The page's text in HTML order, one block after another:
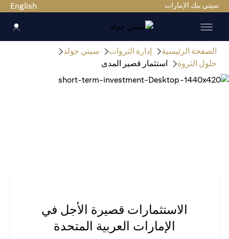
سيتي بنك الإمارات English
الصفحة الرئيسية إدارة الثروات
سيتي جولد
حلول الثروة
استثمار قصير المدى
الاستثمارات قصيرة الأجل في
الإمارات العربية المتحدة